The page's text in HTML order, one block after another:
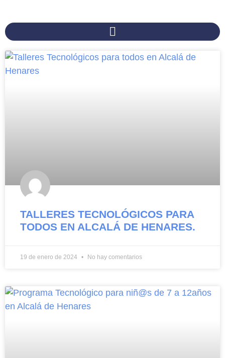
TALLERES TECNOLÓGICOS PARA
TODOS EN ALCALÁ DE HENARES.
19 de enero de 2024 No hay comentarios